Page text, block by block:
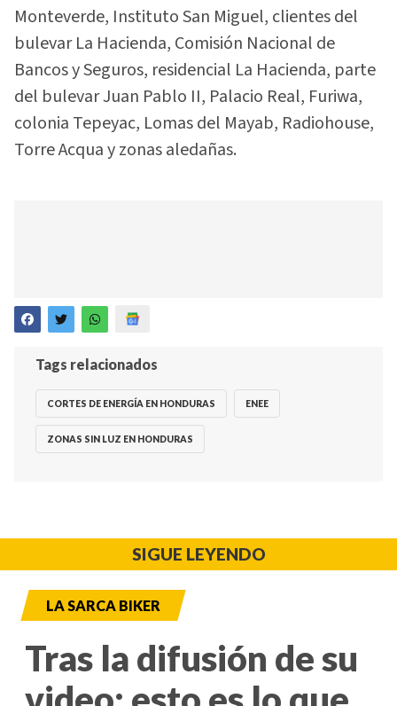
Monteverde, Instituto San Miguel, clientes del
bulevar La Hacienda, Comisión Nacional de
Bancos y Seguros, residencial La Hacienda, parte
del bulevar Juan Pablo II, Palacio Real, Furiwa,
colonia Tepeyac, Lomas del Mayab, Radiohouse,
Torre Acqua y zonas aledañas.
Tags relacionados
CORTES DE ENERGÍA EN HONDURAS ENEE
ZONAS SIN LUZ EN HONDURAS
SIGUE LEYENDO
LA SARCA BIKER
Tras la difusión de su